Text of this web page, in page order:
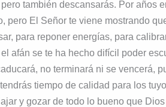
también descansarás. Por años
pero El Señor te viene mostrando
para reponer energías, para
afán se te ha hecho difícil poder
no terminará ni se vencerá,
tiempo de calidad para los
y gozar de todo lo bueno que